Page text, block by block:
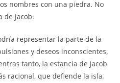
nombres con una piedra. No
de Jacob.
representar la parte de la
y deseos inconscientes,
tanto, la estancia de Jacob
racional, que defiende la isla,